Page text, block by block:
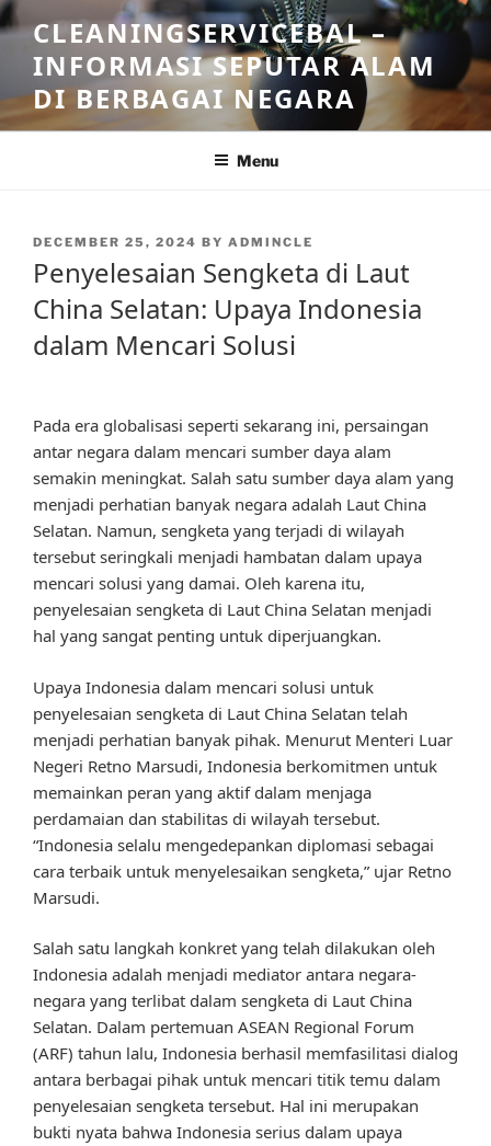
Skip
to
content
CLEANINGSERVICEBAL –
INFORMASI SEPUTAR ALAM
DI BERBAGAI NEGARA
Menu
POSTED
DECEMBER 25, 2024 BY ADMINCLE
Penyelesaian Sengketa di Laut
China Selatan: Upaya Indonesia
dalam Mencari Solusi
Pada era globalisasi seperti sekarang ini, persaingan
antar negara dalam mencari sumber daya alam
semakin meningkat. Salah satu sumber daya alam yang
menjadi perhatian banyak negara adalah Laut China
Selatan. Namun, sengketa yang terjadi di wilayah
tersebut seringkali menjadi hambatan dalam upaya
mencari solusi yang damai. Oleh karena itu,
penyelesaian sengketa di Laut China Selatan menjadi
hal yang sangat penting untuk diperjuangkan.
Upaya Indonesia dalam mencari solusi untuk
penyelesaian sengketa di Laut China Selatan telah
menjadi perhatian banyak pihak. Menurut Menteri Luar
Negeri Retno Marsudi, Indonesia berkomitmen untuk
memainkan peran yang aktif dalam menjaga
perdamaian dan stabilitas di wilayah tersebut.
“Indonesia selalu mengedepankan diplomasi sebagai
cara terbaik untuk menyelesaikan sengketa,” ujar Retno
Marsudi.
Salah satu langkah konkret yang telah dilakukan oleh
Indonesia adalah menjadi mediator antara negara-
negara yang terlibat dalam sengketa di Laut China
Selatan. Dalam pertemuan ASEAN Regional Forum
(ARF) tahun lalu, Indonesia berhasil memfasilitasi dialog
antara berbagai pihak untuk mencari titik temu dalam
penyelesaian sengketa tersebut. Hal ini merupakan
bukti nyata bahwa Indonesia serius dalam upaya